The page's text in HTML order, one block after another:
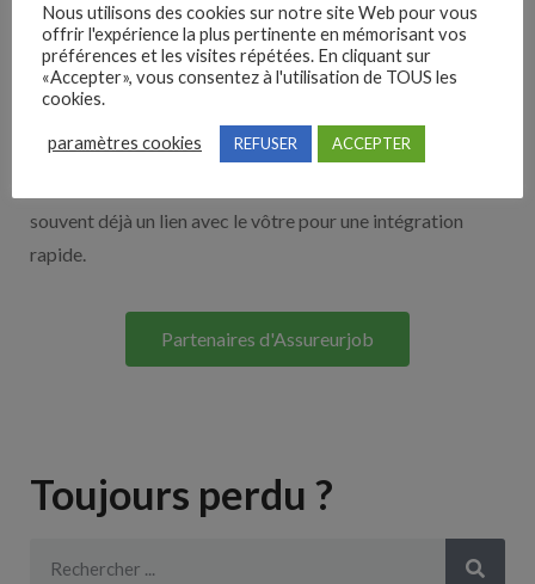
Nos solutions entreprises
Découvrez nos partenaires ! Moteurs de recherches,
multidiffuseurs, sites payant… nombreux sont nos
souvent déjà un lien avec le vôtre pour une intégration
rapide.
Partenaires d'Assureurjob
Toujours perdu ?
Nous utilisons des cookies sur notre site Web pour vous
offrir l'expérience la plus pertinente en mémorisant vos
préférences et les visites répétées. En cliquant sur
«Accepter», vous consentez à l'utilisation de TOUS les
cookies.
paramètres cookies REFUSER ACCEPTER